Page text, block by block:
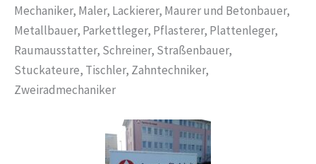
Mechaniker, Maler, Lackierer, Maurer und Betonbauer,
Metallbauer, Parkettleger, Pflasterer, Plattenleger,
Raumausstatter, Schreiner, Straßenbauer,
Stuckateure, Tischler, Zahntechniker,
Zweiradmechaniker